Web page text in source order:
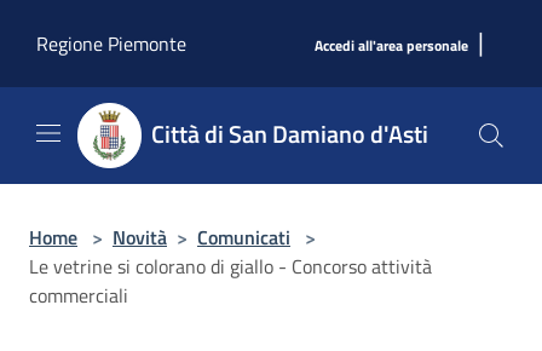
Regione Piemonte
Accedi all'area personale |
Città di San Damiano d'Asti
Home > Novità > Comunicati >
Le vetrine si colorano di giallo - Concorso attività
commerciali